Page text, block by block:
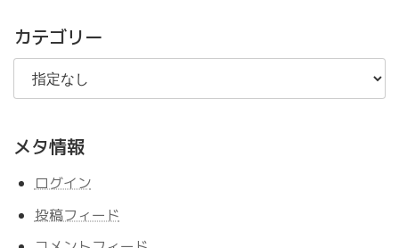
事
カテゴリー
メタ情報
ログイン
投稿フィード